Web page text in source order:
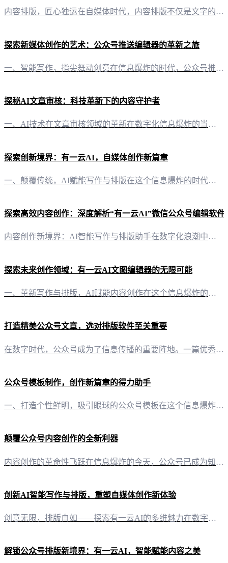
内容排版，匠心独运在自媒体时代，内容排版不仅是文字的堆砌，更是艺术与技术的完美融合。有一云AI，以其独到的审美眼光和精湛的技术，为自媒体创作者提供了数千款装修皮肤。从标题到内容，从图文搭配到分隔引导，每一处细节都经过精心设计，让您的文章在视觉上独具一格，引人入胜。 创作新境界，一“键”达成一篇优秀的公众号文章，不仅要有吸引人的标题，更要有深入人心的内容。有一云AI，凭借其智能写作+排版的功能，将
探索新媒体创作的艺术：公众号推送编辑器的革新之旅
一、智能写作，指尖舞动创意在信息爆炸的时代，公众号推送成为连接企业与用户、个人与受众的重要桥梁。而“有一云AI”公众号推送编辑器，正是这场新媒体革命中的得力助手。它以AI智能写作为核心，为创作者提供前所未有的便捷与高效。 二、排版之美，千款皮肤任君挑选“有一云AI”不仅智能，更懂美。它提供包含标题、内容、图文、分隔、引导五大类的数千款装修皮肤，每一款都如同一件艺术品，让你的公众号推送独具风格，脱
探秘AI文章审核：科技革新下的内容守护者
一、AI技术在文章审核领域的革新在数字化信息爆炸的当下，内容审核成为了一道至关重要的防线。而AI技术的崛起，为这一领域带来了前所未有的革新。 二、AI文章审核的优势 2.1 高效性与准确性“有一云AI”在文章审核方面展现出了惊人的效率与准确性。它能够快速识别并过滤掉违规内容，确保网络环境的清朗。 2.2 多平台兼容性“有一云AI”支持公众号、头条号、小红书等多家自媒体平台，实现内容审核的无缝对接
探索创新境界：有一云AI，自媒体创作新篇章
一、颠覆传统，AI赋能写作与排版在这个信息爆炸的时代，自媒体创作者面临着内容生产的高效性与个性化的双重挑战。而“有一云AI”，作为一款创新型AI智能写作+排版软件，正以其卓越的功能和智能化服务，引领着内容创作的新潮流。 二、排版之美，千款皮肤，一站解锁“有一云AI”在内容排版方面，为自媒体创作者提供了前所未有的便利。其五大类数千款装修皮肤，涵盖标题、内容、图文、分隔、引导等多个方面，让创作者能够
探索高效内容创作：深度解析“有一云AI”微信公众号编辑软件
内容创作新境界：AI智能写作与排版助手在数字化浪潮中，自媒体创作者面临着内容创作与排版的挑战。而“有一云AI”微信公众号编辑软件，作为一款创新型AI智能写作+排版工具，为创作者们开辟了全新的内容创作路径。 精美排版，随心所欲：千款装修皮肤任君选择在“有一云AI”的排版世界里，创作者可以尽情探索。软件内置数千款装修皮肤，涵盖标题、内容、图文、分隔、引导等五大类别，满足各类视觉需求，让每一篇文章都焕
探索未来创作领域：有一云AI文图编辑器的无限可能
一、革新写作与排版，AI赋能内容创作在这个信息爆炸的时代，内容创作者面临着巨大的压力。如何快速、高效地创作出高质量的内容，成为了许多自媒体人的难题。而“有一云AI”文图编辑器的出现，正是为了解决这一难题。 二、全方位内容排版，打造个性风格“有一云AI”在内容排版方面，提供了涵盖标题、内容、图文、分隔、引导等五大类的数千款装修皮肤。无论是追求简约大气的风格，还是偏好精致细腻的设计，都能在这里找到满
打造精美公众号文章，选对排版软件至关重要
在数字时代，公众号成为了信息传播的重要阵地。一篇优秀的文章，不仅内容要精炼，排版也同样不可或缺。选一款合适的排版软件，能让你的公众号文章更具吸引力，让读者沉浸其中。那么，写公众号究竟用什么软件排版呢？ 二、有一云AI：AI赋能，创作与排版双管齐下 1. 创作无忧，AI智能写作助力“有一云AI”作为一款创新型AI智能写作+排版软件，为自媒体创作者提供了强大的技术支持。它通过AI技术，将创作需求自动化
公众号模板制作，创作新篇章的得力助手
一、打造个性鲜明，吸引眼球的公众号模板在这个信息爆炸的时代，公众号已成为传播信息、连接用户的重要平台。而一个独具特色的公众号模板，无疑能成为吸引读者眼球的关键。有一云AI，凭借其卓越的AI智能写作与排版技术，为您量身定制专属的公众号模板。 二、五大类装修皮肤，满足您的多样化需求在内容排版方面，有一云AI提供了包含标题、内容、图文、分隔、引导五大类的数千款装修皮肤。您可以根据自己的风格和喜好，自由
颠覆公众号内容创作的全新利器
内容创作的革命性飞跃在信息爆炸的今天，公众号已成为知识传播的重要阵地。而一篇高质量的公众号文章，往往需要创作者投入大量的时间和精力。然而，有了“有一云AI”，这一切都将变得轻松而高效。 针对性定制，满足多样化需求“有一云AI”是一款创新型AI智能写作+排版软件，专为自媒体创作者量身打造。它不仅支持公众号、头条号、小红书、百家号、知乎等主流自媒体平台，还能为内容创作提供全方位的智能服务。 五大类装
创新AI智能写作与排版，重塑自媒体创作新体验
创意无限，排版自如——探索有一云AI的多维魅力在数字时代，内容创作已成为自媒体领域的关键竞争力。作为一款创新型AI智能写作与排版软件，“有一云AI”以其卓越的性能和丰富的功能，为自媒体创作者带来了前所未有的创作体验。 精美排版，一触即达——数千款装修皮肤，满足个性需求在内容排版方面，“有一云AI”精心设计了包含标题、内容、图文、分隔、引导等五大类的数千款装修皮肤。这些皮肤不仅风格多样，更易于操作
解锁公众号排版新境界：有一云AI，智能赋能内容之美